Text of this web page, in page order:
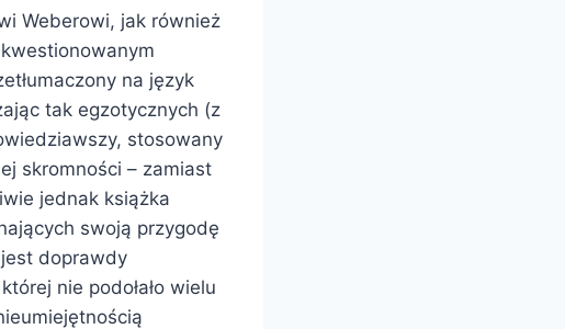
Weberowi, jak również
na język
tak egzotycznych (z
stosowany
skromności – zamiast
jednak książka
swoją przygodę
doprawdy
nie podołało wielu